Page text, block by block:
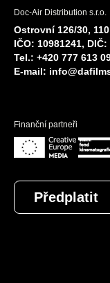
Doc-Air Distribution s.r.o.
Ostrovní 126/30,
IČO: 10981241,
Tel.: +420 777 613
E-mail:
Finanční partneři
Předplatit